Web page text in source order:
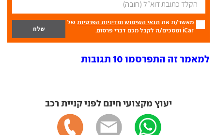
מאשר/ת את תנאי השימוש ומדיניות הפרטיות של
iCar ומסכים/ה לקבל מכם דברי פרסום.
למאמר זה התפרסמו 10 תגובות
יעוץ מקצועי חינם לפני קניית רכב